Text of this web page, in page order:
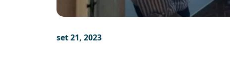
set 21, 2023